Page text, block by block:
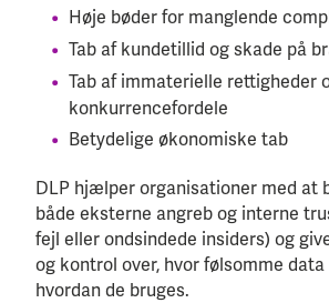
Høje bøder for manglende
Tab af kundetillid og skade på
Tab af immaterielle rettigheder
konkurrencefordele
Betydelige økonomiske tab
DLP hjælper organisationer med at
både eksterne angreb og interne
fejl eller ondsindede insiders) og
og kontrol over, hvor følsomme
hvordan de bruges.